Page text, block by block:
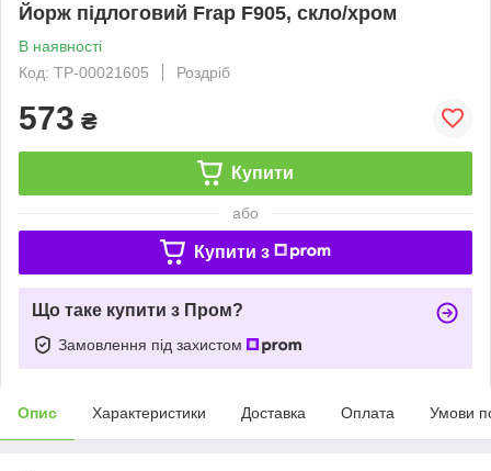
Йорж підлоговий Frap F905, скло/хром
В наявності
Код: ТР-00021605
Роздріб
573 ₴
Купити
або
Купити з
Що таке купити з Пром?
Замовлення під захистом
Опис Характеристики Доставка Оплата Умови